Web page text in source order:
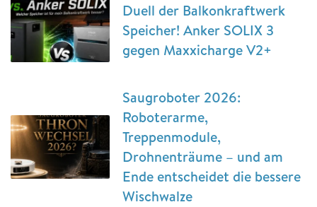
Duell der Balkonkraftwerk
Speicher! Anker SOLIX 3
gegen Maxxicharge V2+
Saugroboter 2026:
Roboterarme,
Treppenmodule,
Drohnenträume – und am
Ende entscheidet die bessere
Wischwalze